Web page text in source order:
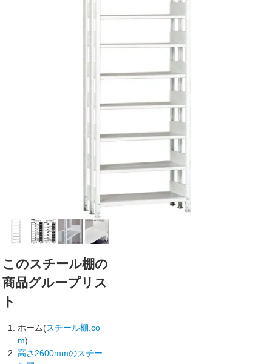
このスチール棚の
商品グループリス
ト
ホーム(スチール棚.co
m)
高さ2600mmのスチー